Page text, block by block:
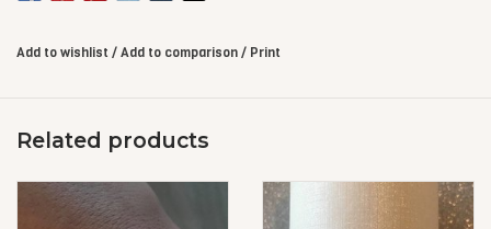
Blauw, 20-Jeans Blauw, 21-Grijs Blauw, 22-Kobalt Blauw, 23-
Zwart, 36-Blauw met Glitter, 37- Licht Blauw Met Glitter, 38-
Grijs Glitter, 39-Lila Met Glitter, 40- Oud Roze Met Glitter, 41-
Roze Met Glitter, 42- Rood Met Glitter, 43-Bordeaux Rood Met
Add to wishlist /Add to comparison/ Print
Related products